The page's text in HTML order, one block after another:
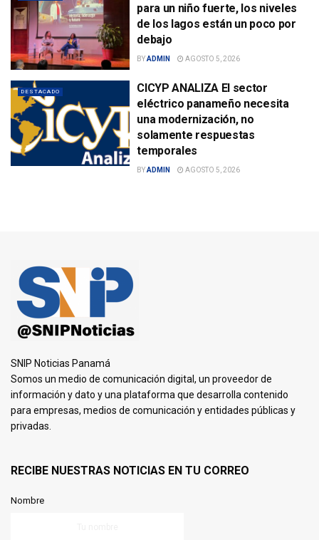
para un niño fuerte, los niveles
de los lagos están un poco por
debajo
BYADMIN AGOSTO 5, 2026
DESTACADO
CICYP ANALIZA El sector
eléctrico panameño necesita
una modernización, no
solamente respuestas
temporales
BYADMIN AGOSTO 5, 2026
SNIP Noticias Panamá
Somos un medio de comunicación digital, un proveedor de
información y dato y una plataforma que desarrolla contenido
para empresas, medios de comunicación y entidades públicas y
privadas.
RECIBE NUESTRAS NOTICIAS EN TU CORREO
Nombre